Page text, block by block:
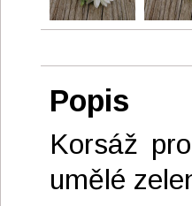
Popis
Korsáž
umělé